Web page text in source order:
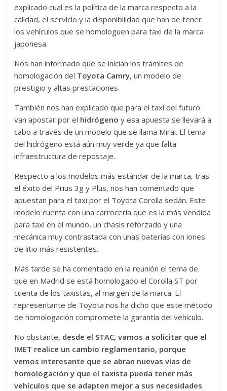
explicado cual es la política de la marca respecto a la
calidad, el servicio y la disponibilidad que han de tener
los vehículos que se homologuen para taxi de la marca
japonesa.
Nos han informado que se inician los trámites de
homologación del Toyota Camry, un modelo de
prestigio y altas prestaciones.
También nos han explicado que para el taxi del futuro
van apostar por el hidrógeno y esa apuesta se llevará a
cabo a través de un modelo que se llama Mirai. El tema
del hidrógeno está aún muy verde ya que falta
infraestructura de repostaje.
Respecto a los modelos más estándar de la marca, tras
el éxito del Prius 3g y Plus, nos han comentado que
apuestan para el taxi por el Toyota Corolla sedán. Este
modelo cuenta con una carrocería que es la más vendida
para taxi en el mundo, un chasis reforzado y una
mecánica muy contrastada con unas baterías con iones
de litio más resistentes.
Más tarde se ha comentado en la reunión el tema de
que en Madrid se está homologado el Corolla ST por
cuenta de los taxistas, al margen de la marca. El
representante de Toyota nos ha dicho que este método
de homologación compromete la garantía del vehículo.
No obstante, desde el STAC, vamos a solicitar que el
IMET realice un cambio reglamentario, porque
vemos interesante que se abran nuevas vías de
homologación y que el taxista pueda tener más
vehículos que se adapten mejor a sus necesidades.